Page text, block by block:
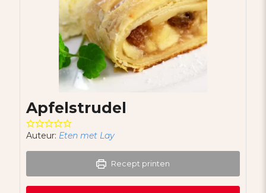
Apfelstrudel
Auteur: Eten met Lay
Recept printen